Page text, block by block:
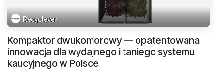
Recyclever
Kompaktor dwukomorowy — opatentowana
innowacja dla wydajnego i taniego systemu
kaucyjnego w Polsce